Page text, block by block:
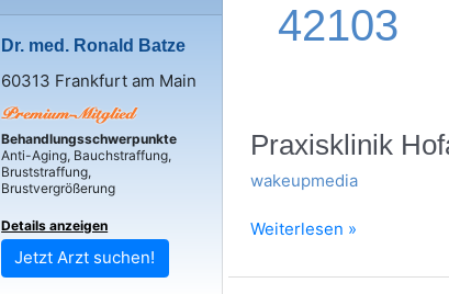
Dr. med. Ronald Batze
60313 Frankfurt am Main
Behandlungsschwerpunkte
Anti-Aging, Bauchstraffung,
Bruststraffung,
Brustvergrößerung
Details anzeigen
Jetzt Arzt suchen!
42103
Praxisklinik
wakeupmedia
Praxisklinik
Hofaue
Weiterlesen »